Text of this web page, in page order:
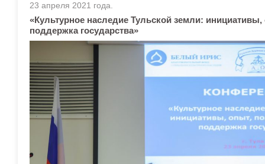
23 апреля 2021 года.
«Культурное наследие Тульской земли:
поддержка государства»